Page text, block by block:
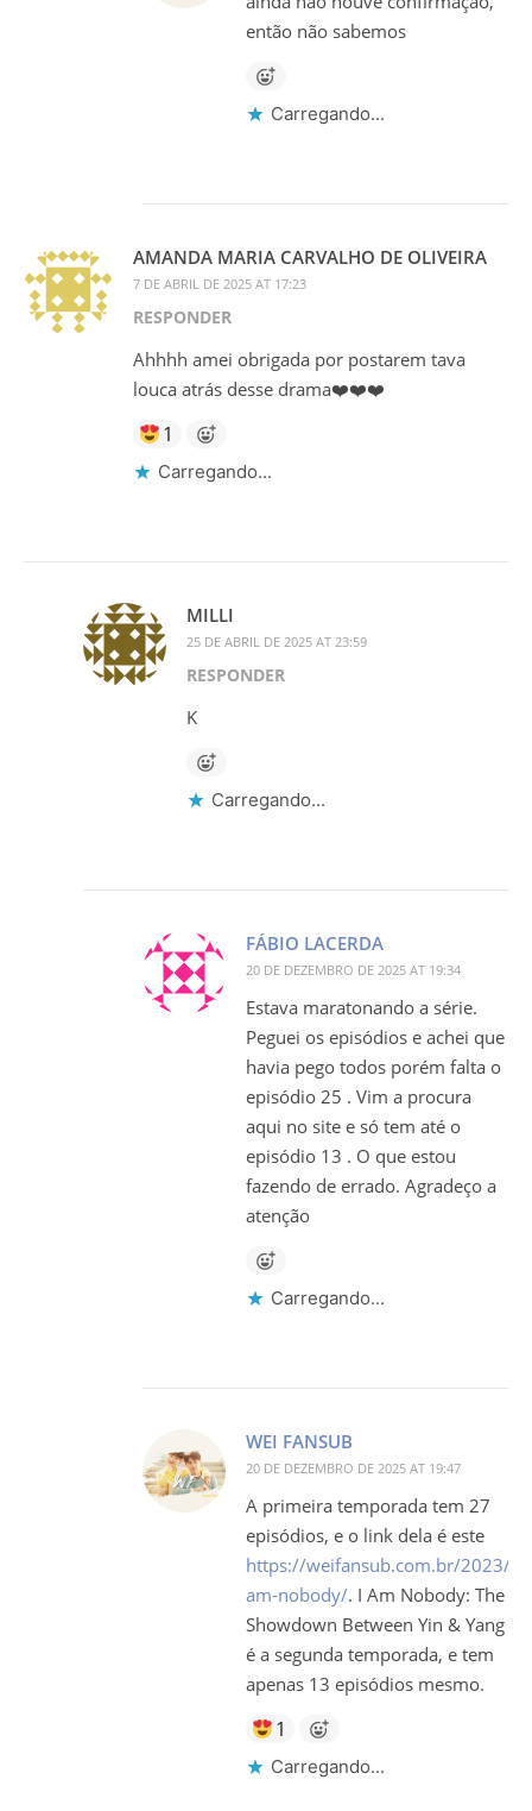
então não sabemos
Carregando...
AMANDA MARIA CARVALHO DE OLIVEIRA
7 DE ABRIL DE 2025 AT 17:23
RESPONDER
Ahhhh amei obrigada por postarem tava
louca atrás desse drama❤️❤️❤️
1
Carregando...
MILLI
25 DE ABRIL DE 2025 AT 23:59
RESPONDER
K
Carregando...
FÁBIO LACERDA
20 DE DEZEMBRO DE 2025 AT 19:34
Estava maratonando a série.
Peguei os episódios e achei que
havia pego todos porém falta o
episódio 25 . Vim a procura
aqui no site e só tem até o
episódio 13 . O que estou
fazendo de errado. Agradeço a
atenção
Carregando...
WEI FANSUB
20 DE DEZEMBRO DE 2025 AT 19:47
A primeira temporada tem 27
episódios, e o link dela é este
https://weifansub.com.br/2023/
am-nobody/. I Am Nobody: The
Showdown Between Yin & Yang
é a segunda temporada, e tem
apenas 13 episódios mesmo.
1
Carregando...